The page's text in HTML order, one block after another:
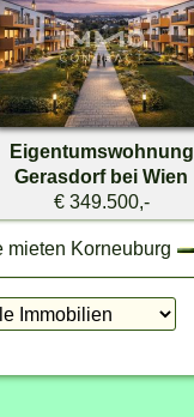
Eigentumswohnung
Gerasdorf bei Wien
€ 349.500,-
Korneuburg